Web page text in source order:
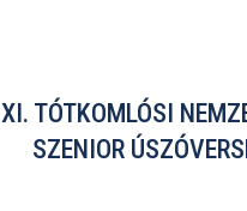
XI. TÓTKOMLÓSI
SZENIOR